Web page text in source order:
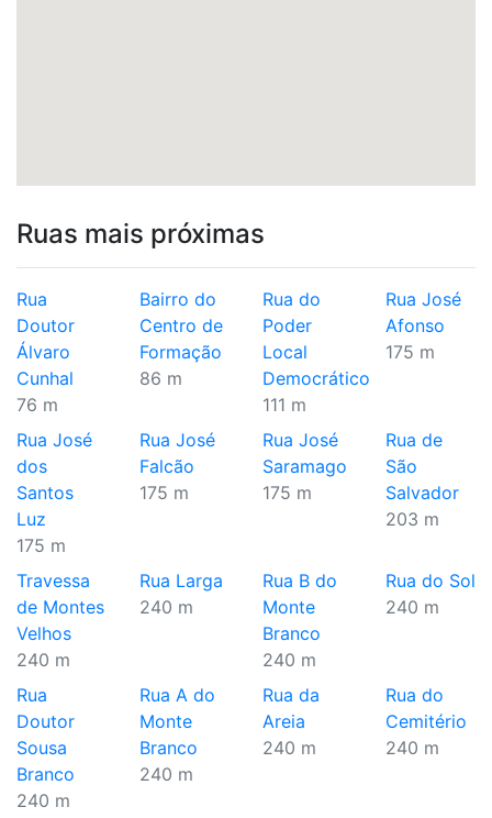
Ruas mais próximas
Rua
Doutor
Álvaro
Cunhal
76 m
Bairro do
Centro de
Formação
86 m
Rua do
Poder
Local
Democrático
111 m
Rua José
Afonso
175 m
Rua José
dos
Santos
Luz
175 m
Rua José
Falcão
175 m
Rua José
Saramago
175 m
Rua de
São
Salvador
203 m
Travessa
de Montes
Velhos
240 m
Rua Larga
240 m
Rua B do
Monte
Branco
240 m
Rua do Sol
240 m
Rua
Doutor
Sousa
Branco
240 m
Rua A do
Monte
Branco
240 m
Rua da
Areia
240 m
Rua do
Cemitério
240 m